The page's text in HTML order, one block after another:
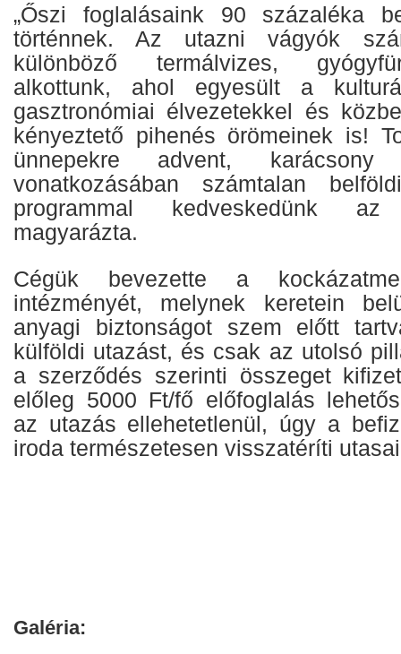
„Őszi foglalásaink 90 százaléka
történnek. Az utazni vágyók
különböző termálvizes,
alkottunk, ahol egyesült a
gasztronómiai élvezetekkel és
kényeztető pihenés örömeinek is!
ünnepekre advent,
vonatkozásában számtalan
programmal kedveskedünk
magyarázta.
Cégük bevezette a
intézményét, melynek keretein
anyagi biztonságot szem előtt
külföldi utazást, és csak az utolsó
a szerződés szerinti összeget
előleg 5000 Ft/fő előfoglalás
az utazás ellehetetlenül, úgy a
iroda természetesen visszatéríti
Galéria: